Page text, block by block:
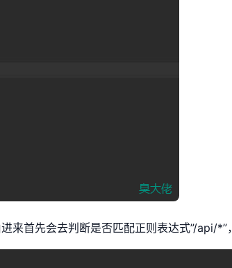
来首先会去判断是否匹配正则表达式”/api/*”，